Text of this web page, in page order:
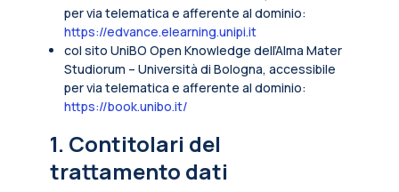
per via telematica e afferente al dominio:
https://edvance.elearning.unipi.it
col sito UniBO Open Knowledge dell’Alma Mater
Studiorum – Università di Bologna, accessibile
per via telematica e afferente al dominio:
https://book.unibo.it/
1. Contitolari del
trattamento dati